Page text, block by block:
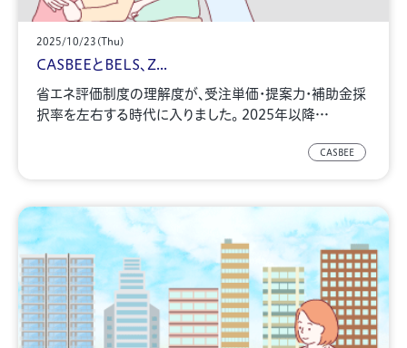
2025/10/23(Thu)
CASBEEとBELS、Z...
省エネ評価制度の理解度が、受注単価・提案力・補助金採
択率を左右する時代に入りました。 2025年以降…
CASBEE